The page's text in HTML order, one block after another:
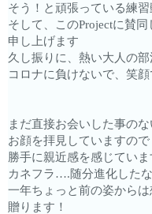
そう！と頑張っている練
そして、このProjectに賛
申し上げます
久し振りに、熱い大人の
コロナに負けないで、笑
まだ直接お会いした事の
お顔を拝見していますので
勝手に親近感を感じてい
カネフラ….随分進化した
一年ちょっと前の姿から
贈ります！